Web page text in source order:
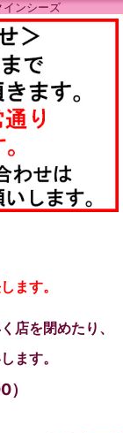
ンシーズ
ます。
店を閉めたり、
ます。